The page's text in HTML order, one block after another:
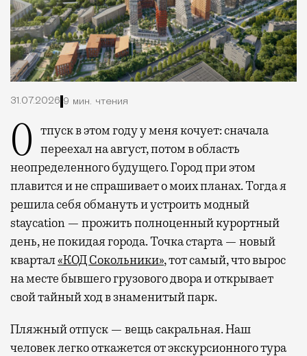
31.07.2026 9 мин. чтения
Отпуск в этом году у меня кочует: сначала переехал на август, потом в область
неопределенного будущего. Город при этом
плавится и не спрашивает о моих планах. Тогда я
решила себя обмануть и устроить модный
staycation — прожить полноценный курортный
день, не покидая города. Точка старта — новый
квартал«КОД Сокольники», тот самый, что вырос
на месте бывшего грузового двора и открывает
свой тайный ход в знаменитый парк.
Пляжный отпуск — вещь сакральная. Наш
человек легко откажется от экскурсионного тура